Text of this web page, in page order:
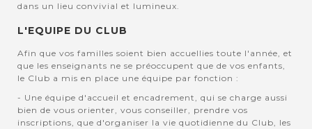
dans un lieu convivial et lumineux.
L'EQUIPE DU CLUB
Afin que vos familles soient bien accuellies toute l'année, et
que les enseignants ne se préoccupent que de vos enfants,
le Club a mis en place une équipe par fonction :
- Une équipe d'accueil et encadrement, qui se charge aussi
bien de vous orienter, vous conseiller, prendre vos
inscriptions, que d'organiser la vie quotidienne du Club, les